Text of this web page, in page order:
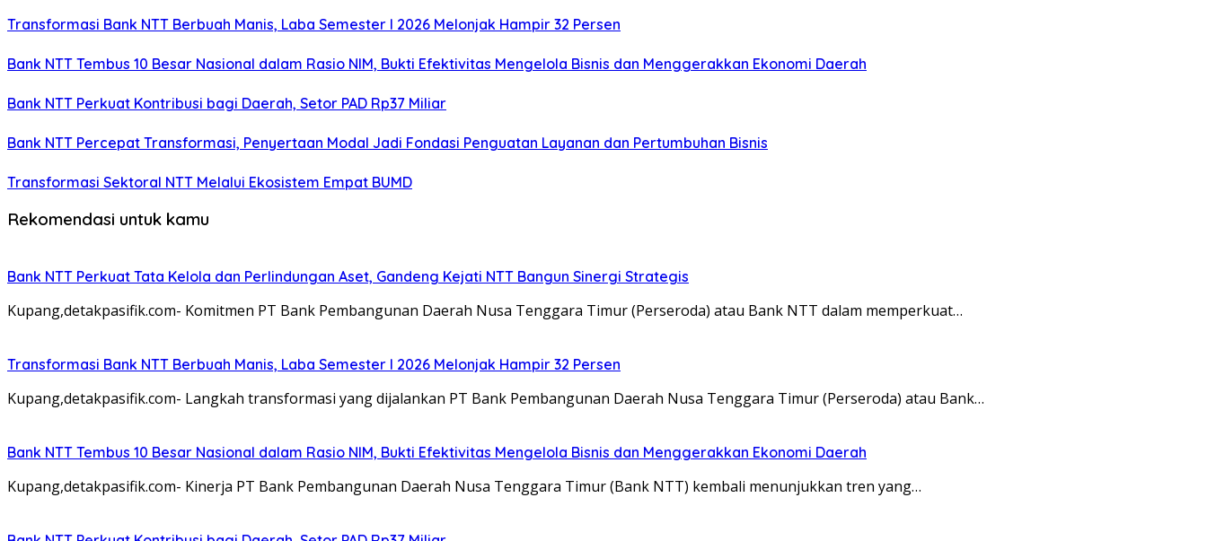
Transformasi Bank NTT Berbuah Manis, Laba Semester I 2026 Melonjak Hampir 32 Persen
Bank NTT Tembus 10 Besar Nasional dalam Rasio NIM, Bukti Efektivitas Mengelola Bisnis dan Menggerakkan Ekonomi Daerah
Bank NTT Perkuat Kontribusi bagi Daerah, Setor PAD Rp37 Miliar
Bank NTT Percepat Transformasi, Penyertaan Modal Jadi Fondasi Penguatan Layanan dan Pertumbuhan Bisnis
Transformasi Sektoral NTT Melalui Ekosistem Empat BUMD
Rekomendasi untuk kamu
Bank NTT Perkuat Tata Kelola dan Perlindungan Aset, Gandeng Kejati NTT Bangun Sinergi Strategis
Kupang,detakpasifik.com- Komitmen PT Bank Pembangunan Daerah Nusa Tenggara Timur (Perseroda) atau Bank NTT dalam memperkuat…
Transformasi Bank NTT Berbuah Manis, Laba Semester I 2026 Melonjak Hampir 32 Persen
Kupang,detakpasifik.com- Langkah transformasi yang dijalankan PT Bank Pembangunan Daerah Nusa Tenggara Timur (Perseroda) atau Bank…
Bank NTT Tembus 10 Besar Nasional dalam Rasio NIM, Bukti Efektivitas Mengelola Bisnis dan Menggerakkan Ekonomi Daerah
Kupang,detakpasifik.com- Kinerja PT Bank Pembangunan Daerah Nusa Tenggara Timur (Bank NTT) kembali menunjukkan tren yang…